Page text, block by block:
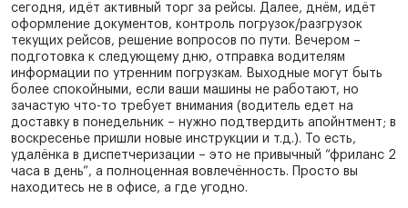
сегодня, идёт активный торг за рейсы. Далее, днём, идёт
оформление документов, контроль погрузок/разгрузок
текущих рейсов, решение вопросов по пути. Вечером –
подготовка к следующему дню, отправка водителям
информации по утренним погрузкам. Выходные могут быть
более спокойными, если ваши машины не работают, но
зачастую что-то требует внимания (водитель едет на
доставку в понедельник – нужно подтвердить апойнтмент; в
воскресенье пришли новые инструкции и т.д.). То есть,
удалёнка в диспетчеризации – это не привычный “фриланс 2
часа в день”, а полноценная вовлечённость. Просто вы
находитесь не в офисе, а где угодно.